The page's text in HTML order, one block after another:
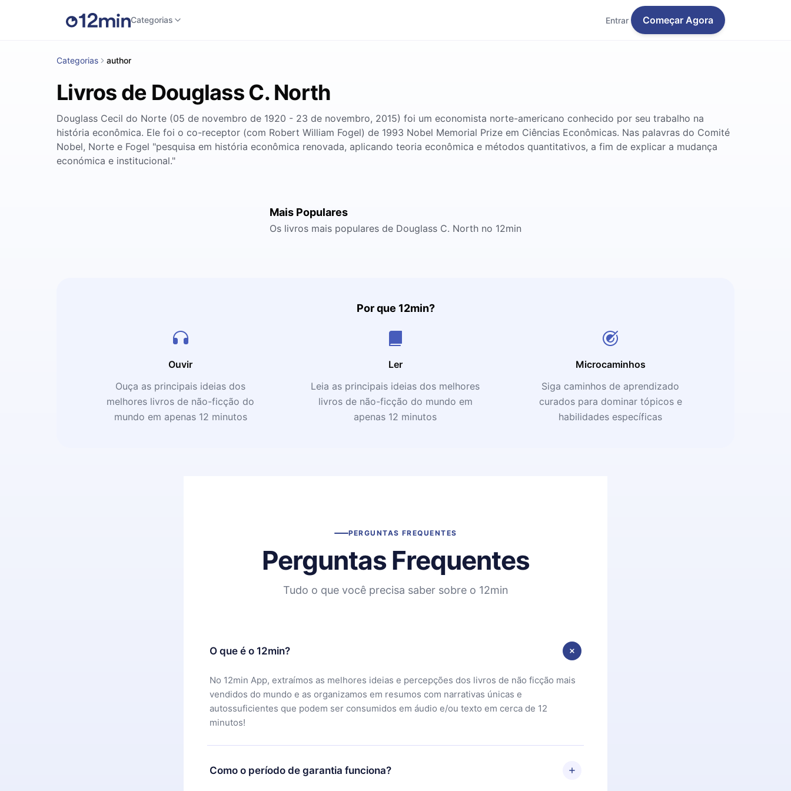
Categorias Entrar Começar Agora
Categorias author
Livros de Douglass C. North
Douglass Cecil do Norte (05 de novembro de 1920 - 23 de novembro, 2015) foi um economista norte-americano conhecido por seu trabalho na
história econômica. Ele foi o co-receptor (com Robert William Fogel) de 1993 Nobel Memorial Prize em Ciências Econômicas. Nas palavras do Comité
Nobel, Norte e Fogel "pesquisa em história econômica renovada, aplicando teoria econômica e métodos quantitativos, a fim de explicar a mudança
económica e institucional."
Mais Populares
Os livros mais populares de Douglass C. North no 12min
Por que 12min?
Ouvir
Ouça as principais ideias dos
melhores livros de não-ficção do
mundo em apenas 12 minutos
Ler
Leia as principais ideias dos melhores
livros de não-ficção do mundo em
apenas 12 minutos
Microcaminhos
Siga caminhos de aprendizado
curados para dominar tópicos e
habilidades específicas
PERGUNTAS FREQUENTES
Perguntas Frequentes
Tudo o que você precisa saber sobre o 12min
O que é o 12min?
No 12min App, extraímos as melhores ideias e percepções dos livros de não ficção mais
vendidos do mundo e as organizamos em resumos com narrativas únicas e
autossuficientes que podem ser consumidos em áudio e/ou texto em cerca de 12
minutos!
Como o período de garantia funciona?